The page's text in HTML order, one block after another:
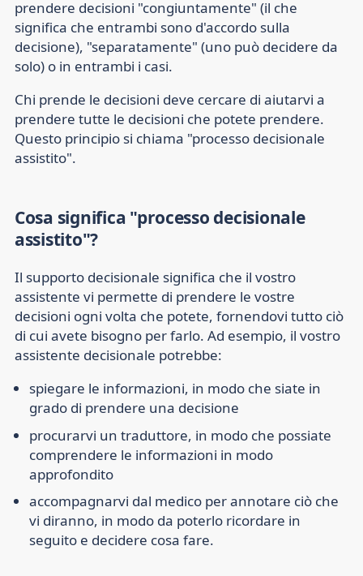
prendere decisioni "congiuntamente" (il che
significa che entrambi sono d'accordo sulla
decisione), "separatamente" (uno può decidere da
solo) o in entrambi i casi.
Chi prende le decisioni deve cercare di aiutarvi a
prendere tutte le decisioni che potete prendere.
Questo principio si chiama "processo decisionale
assistito".
Cosa significa "processo decisionale
assistito"?
Il supporto decisionale significa che il vostro
assistente vi permette di prendere le vostre
decisioni ogni volta che potete, fornendovi tutto ciò
di cui avete bisogno per farlo. Ad esempio, il vostro
assistente decisionale potrebbe:
spiegare le informazioni, in modo che siate in
grado di prendere una decisione
procurarvi un traduttore, in modo che possiate
comprendere le informazioni in modo
approfondito
accompagnarvi dal medico per annotare ciò che
vi diranno, in modo da poterlo ricordare in
seguito e decidere cosa fare.